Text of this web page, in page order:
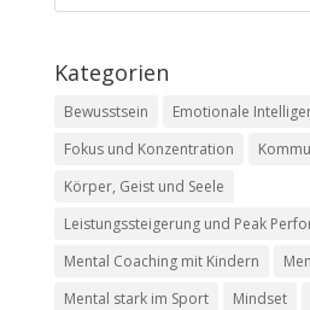
Kategorien
Bewusstsein Emotionale
Fokus und Konzentration
Körper, Geist und Seele
Leistungssteigerung und Peak
Mental Coaching mit Kindern
Mental stark im Sport
Mindset